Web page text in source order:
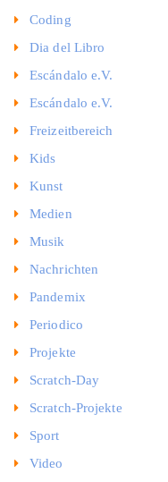
Coding
Dia del Libro
Escándalo e.V.
Escándalo e.V.
Freizeitbereich
Kids
Kunst
Medien
Musik
Nachrichten
Pandemix
Periodico
Projekte
Scratch-Day
Scratch-Projekte
Sport
Video